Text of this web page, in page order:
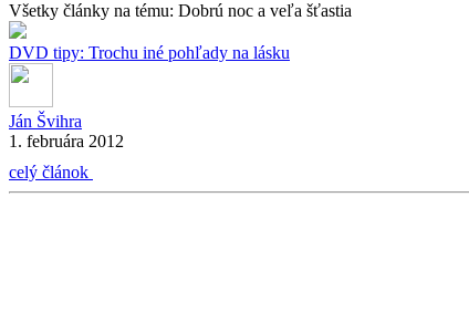
Všetky články na tému: Dobrú noc a veľa šťastia
DVD tipy: Trochu iné pohľady na lásku
Ján Švihra
1. februára 2012
celý článok